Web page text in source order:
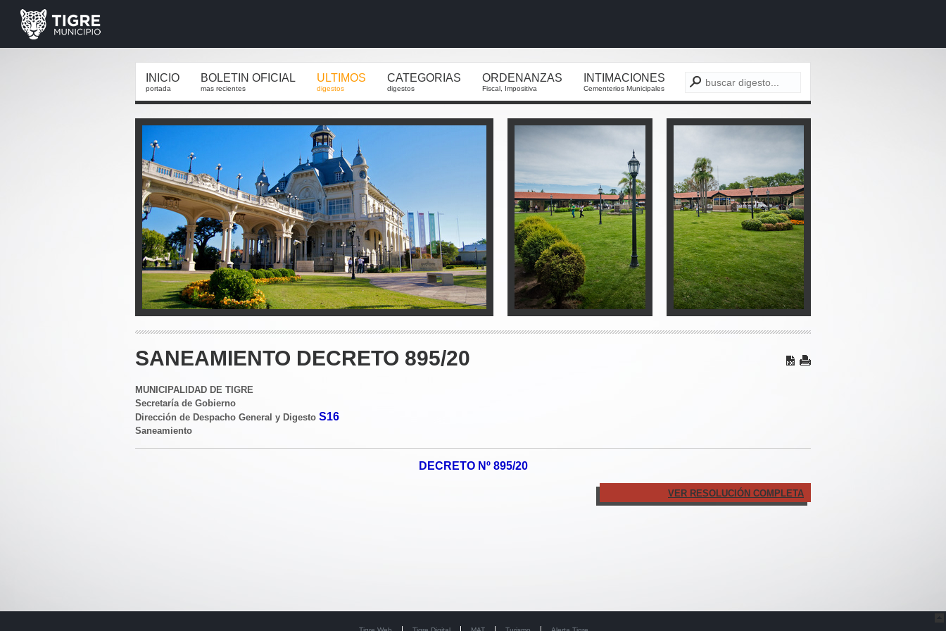
INICIO
portada
BOLETIN OFICIAL
mas recientes
ULTIMOS
digestos
CATEGORIAS
digestos
ORDENANZAS
Fiscal, Impositiva
INTIMACIONES
Cementerios Municipales
SANEAMIENTO DECRETO 895/20
MUNICIPALIDAD DE TIGRE
Secretaría de Gobierno
Dirección de Despacho General y Digesto S16
Saneamiento
DECRETO Nº 895/20
VER RESOLUCIÓN COMPLETA